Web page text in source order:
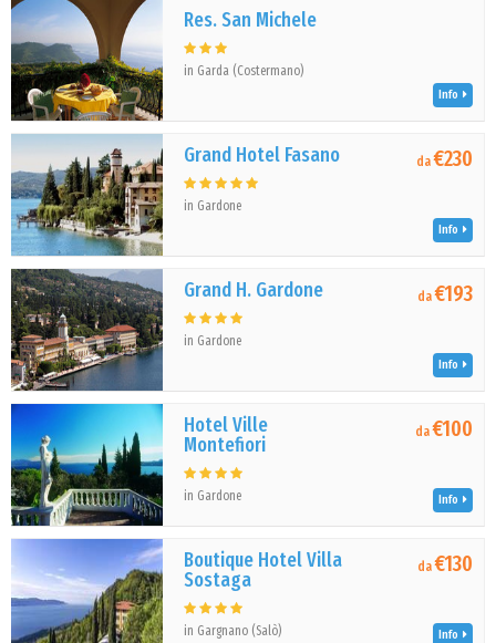
Res. San Michele
in Garda (Costermano)
Info
Grand Hotel Fasano
in Gardone
da€230
Info
Grand H. Gardone
in Gardone
da€193
Info
Hotel Ville
Montefiori
in Gardone
da€100
Info
Boutique Hotel Villa
Sostaga
in Gargnano (Salò)
da€130
Info